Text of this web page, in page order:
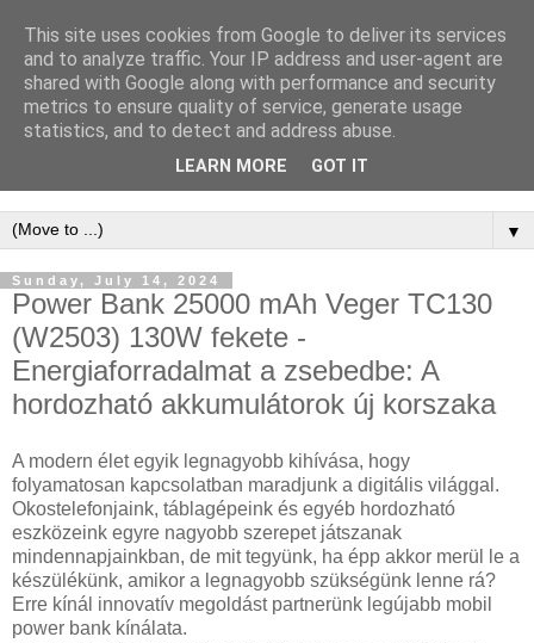
WordPress
Keresőoptimalizálás -
WordPress SEO
▼
Sunday, July 14, 2024
Power Bank 25000 mAh Veger TC130
(W2503) 130W fekete -
Energiaforradalmat a zsebedbe: A
hordozható akkumulátorok új korszaka
A modern élet egyik legnagyobb kihívása, hogy
folyamatosan kapcsolatban maradjunk a digitális világgal.
Okostelefonjaink, táblagépeink és egyéb hordozható
eszközeink egyre nagyobb szerepet játszanak
mindennapjainkban, de mit tegyünk, ha épp akkor merül le a
készülékünk, amikor a legnagyobb szükségünk lenne rá?
Erre kínál innovatív megoldást partnerünk legújabb mobil
power bank kínálata.
This site uses cookies from Google to deliver its services
and to analyze traffic. Your IP address and user-agent are
shared with Google along with performance and security
metrics to ensure quality of service, generate usage
statistics, and to detect and address abuse.
LEARN MORE GOT IT